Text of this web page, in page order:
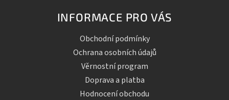
INFORMACE PRO VÁS
Obchodní podmínky
Ochrana osobních údajů
Věrnostní program
Doprava a platba
Hodnocení obchodu